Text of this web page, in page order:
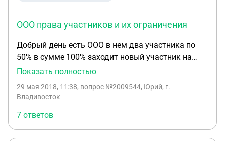
ООО права участников и их ограничения
Добрый день есть ООО в нем два участника по
50% в сумме 100% заходит новый участник на
12%, у остальных остается по 44% вопрос
конструкции ограничить участника с 12% на
голосовать может - корпоративным соглашением
или же внесением изменений в устав ооо
Показать полностью
29 мая 2018, 11:38, вопрос №2009544, Юрий, г.
Владивосток
7 ответов